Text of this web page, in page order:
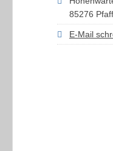
85276
E-Mail